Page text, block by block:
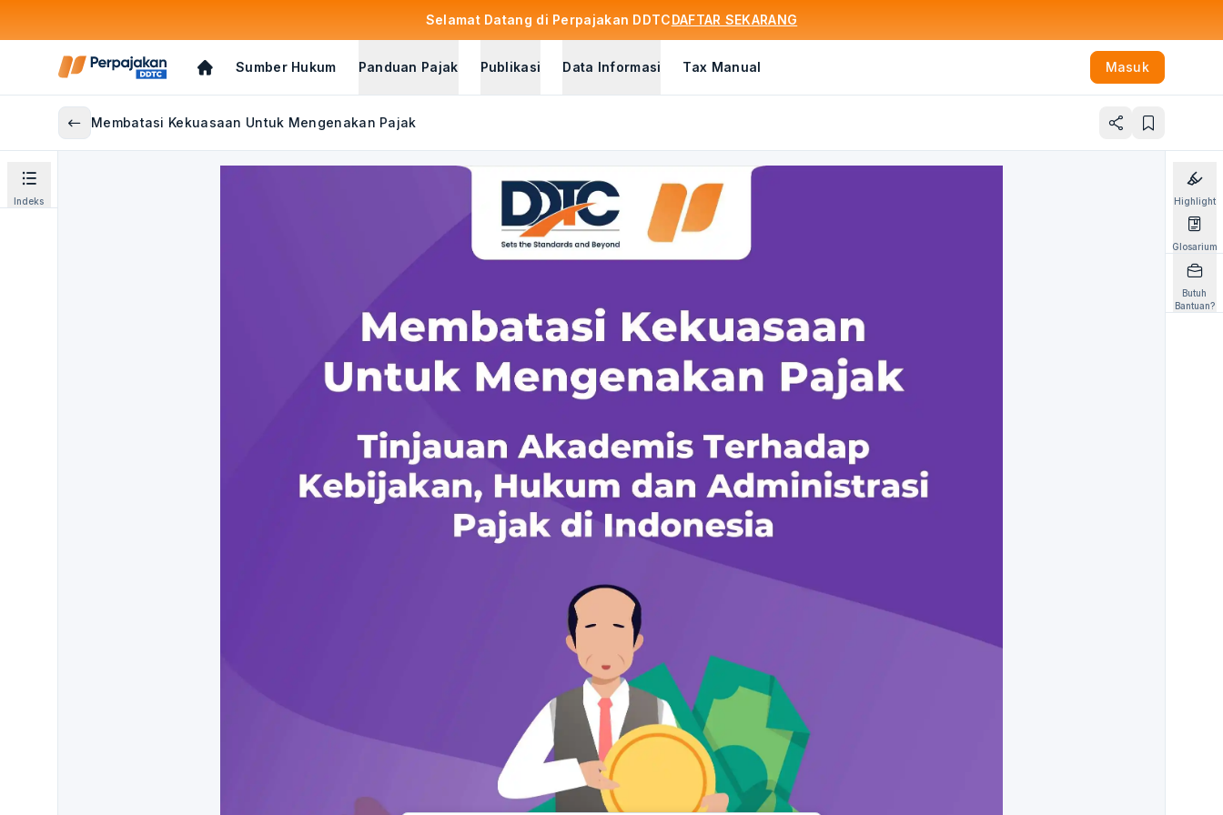
Selamat Datang di Perpajakan DDTCDAFTAR SEKARANG
Sumber Hukum Panduan Pajak Publikasi Data Informasi Tax Manual Masuk
Membatasi Kekuasaan Untuk Mengenakan Pajak
Indeks Highlight
Glosarium
Butuh
Bantuan?